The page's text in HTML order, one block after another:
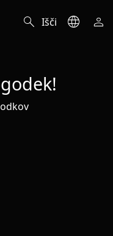
search Išči language person